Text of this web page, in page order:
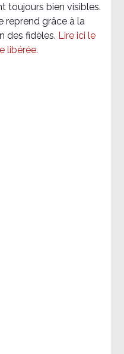
toujours bien visibles.
reprend grâce à la
des fidèles. Lire ici le
libérée.